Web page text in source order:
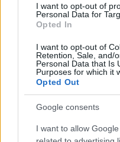
I want to opt-out of
Personal Data for
Opted In
I want to opt-out of
Retention, Sale, and/
Personal Data that Is
Purposes for which it
Opted Out
Google consents
I want to allow
poklonika koji sa
satisfakcija i podsticaj
Šta biste preporučili
željele baviti ovim
Najbitnije što vas
vama i da po tomo